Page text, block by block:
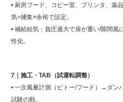
• 厨房フード、コピー室、プリンタ、薬
気=捕集×余裕で設定。
• 補給給気：負圧過大で扉が重い/隙間風
性化。
7｜施工・TAB（試運転調整）
• 一次風量計測（ピトー/フード）→ダ
試験の順。